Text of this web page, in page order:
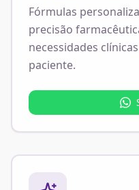
Fórmulas
precisão
necessidades
paciente.